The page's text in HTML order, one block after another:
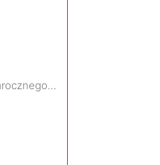
Naznaczony: Wyjście z mrocznego wymiaru